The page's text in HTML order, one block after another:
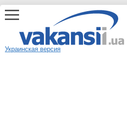
Украинская версия